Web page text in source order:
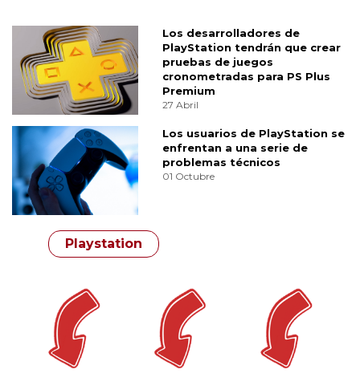
Los desarrolladores de
PlayStation tendrán que crear
pruebas de juegos
cronometradas para PS Plus
Premium
27 Abril
Los usuarios de PlayStation se
enfrentan a una serie de
problemas técnicos
01 Octubre
Playstation